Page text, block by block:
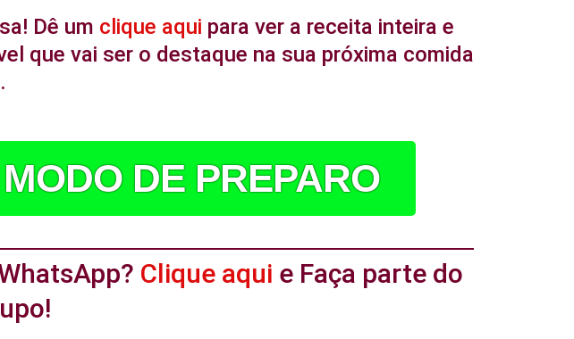
Dê um clique aqui para ver a receita inteira e
que vai ser o destaque na sua próxima comida
DE PREPARO
Clique aqui e Faça parte do